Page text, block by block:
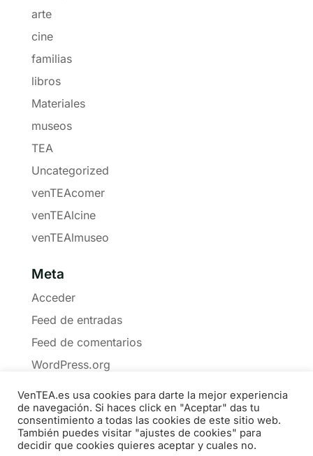
arte
cine
familias
libros
Materiales
museos
TEA
Uncategorized
venTEAcomer
venTEAlcine
venTEAlmuseo
Meta
Acceder
Feed de entradas
Feed de comentarios
WordPress.org
Política de Cookies Privacidad
Boletín
Medios
Contacto Materiales Libros
VenTEA.es usa cookies para darte la mejor experiencia
de navegación. Si haces click en "Aceptar" das tu
consentimiento a todas las cookies de este sitio web.
También puedes visitar "ajustes de cookies" para
decidir que cookies quieres aceptar y cuales no.